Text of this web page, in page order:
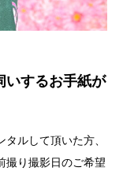
いするお手紙が
ルして頂いた方、
撮り撮影日のご希望